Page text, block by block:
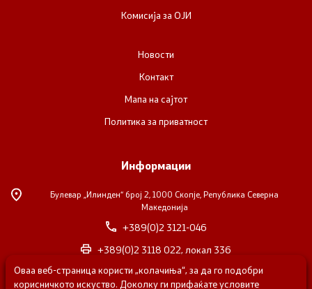
Комисија за ОЈИ
Новости
Контакт
Мапа на сајтот
Политика за приватност
Информации
Булевар „Илинден“ број 2, 1000 Скопје, Република Северна
Македонија
+389(0)2 3121-046
+389(0)2 3118 022, локал 336
nvosorabotka@gs.gov.mk
Оваа веб-страница користи „колачиња“, за да го подобри
корисничкото искуство. Доколку ги прифаќате условите